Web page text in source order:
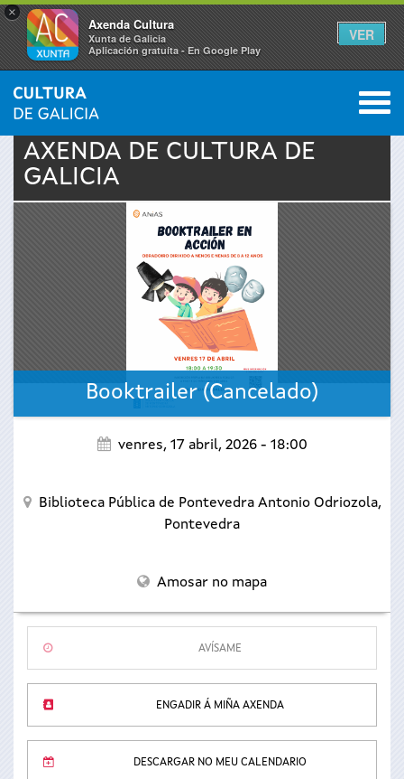
×
Axenda Cultura
Xunta de Galicia
Aplicación gratuíta - En Google Play
VER
Vostede
está
INICIO › ACTUALIDADE 0
AXENDA DE CULTURA DE
GALICIA
Booktrailer (Cancelado)
venres, 17 abril, 2026 - 18:00
Biblioteca Pública de Pontevedra Antonio Odriozola,
Pontevedra
Amosar no mapa
AVÍSAME
ENGADIR Á MIÑA AXENDA
DESCARGAR NO MEU CALENDARIO